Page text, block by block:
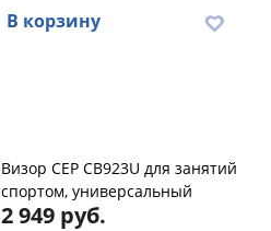
В корзину
Визор CEP CB923U для занятий
спортом, универсальный
2 949 руб.